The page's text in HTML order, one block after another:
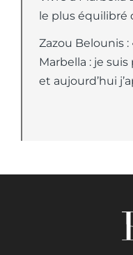
le plus équilibré
Zazou Belounis :
Marbella : je
et aujourd’hui